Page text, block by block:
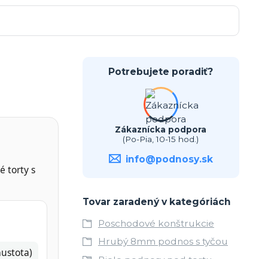
torty s
Potrebujete poradiť?
Zákaznícka podpora
(Po-Pia, 10-15 hod.)
info@podnosy.sk
Tovar zaradený v kategóriách
Poschodové konštrukcie
Hrubý 8mm podnos s tyčou